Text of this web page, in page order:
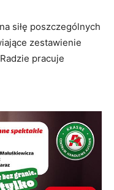
siłę poszczególnych
zestawienie
pracuje